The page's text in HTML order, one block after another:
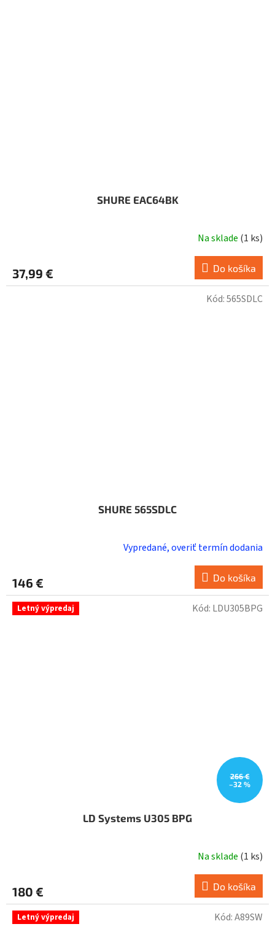
SHURE EAC64BK
Na sklade (1 ks)
37,99 € Do košíka
SHURE 565SDLC
Vypredané, overiť termín dodania
146 € Do košíka
Kód:565SDLC
Letný výpredaj
266 €
–32 %
LD Systems U305 BPG
Na sklade (1 ks)
180 € Do košíka
Kód: LDU305BPG
Letný výpredaj Kód:A89SW